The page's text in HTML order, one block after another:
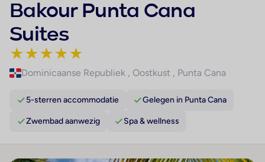
Bakour Punta Cana
Suites
★★★★★
Dominicaanse Republiek , Oostkust , Punta Cana
5-sterren accommodatie Gelegen in Punta Cana
Zwembad aanwezig Spa & wellness